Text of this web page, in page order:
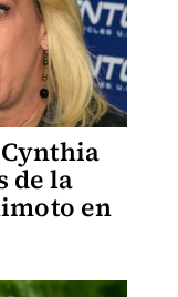
de la
en